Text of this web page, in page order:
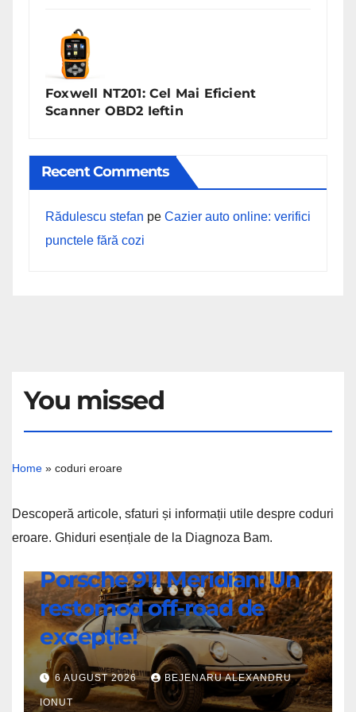
Foxwell NT201: Cel Mai Eficient
Scanner OBD2 Ieftin
Recent Comments
Rădulescu stefan pe Cazier auto online: verifici
punctele fără cozi
You missed
Home » coduri eroare
Descoperă articole, sfaturi și informații utile despre coduri
eroare. Ghiduri esențiale de la Diagnoza Bam.
Porsche
911
Meridian:
Un
restomod
off-
Porsche 911 Meridian: Un
restomod off-road de
excepție!
6 AUGUST 2026 BEJENARU ALEXANDRU
IONUT